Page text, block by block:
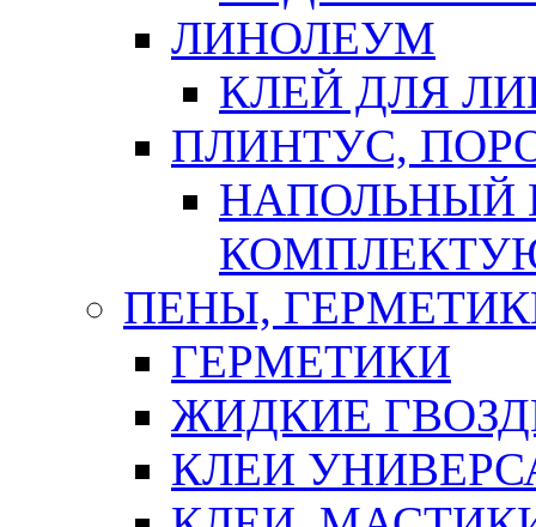
ЛИНОЛЕУМ
КЛЕЙ ДЛЯ
ПЛИНТУС,
НАПОЛЬНЫЙ
ПЕНЫ,
ГЕРМЕТИКИ
ЖИДКИЕ
КЛЕИ